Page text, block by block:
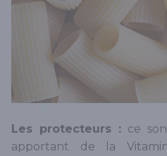
Les protecteurs : ce
apportant de la